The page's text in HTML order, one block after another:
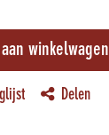
winkelwagen
Delen